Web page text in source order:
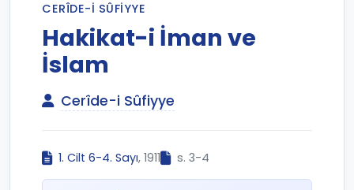
CERÎDE-I SÛFIYYE
Hakikat-i İman ve
İslam
Cerîde-i Sûfiyye
1. Cilt 6-4. Sayı, 1911 s. 3-4